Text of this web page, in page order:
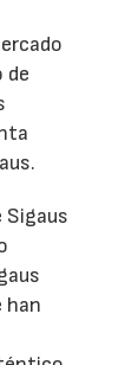
de
Sigaus
han